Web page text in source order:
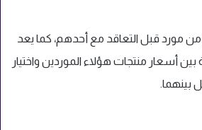
من مورد قبل التعاقد مع أحدهم، كما يعد
بين أسعار منتجات هؤلاء الموردين واختيار
بينهما.